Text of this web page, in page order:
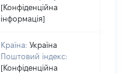
[Конфіденційна
інформація]
Країна: Україна
Поштовий індекс:
[Конфіденційна